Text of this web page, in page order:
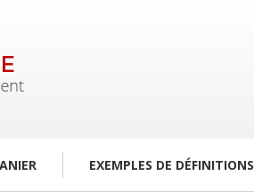
EXEMPLES DE DÉFINITIONS